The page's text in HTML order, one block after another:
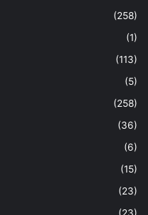
(258)
(1)
(113)
(5)
(258)
(36)
(6)
(15)
(23)
(23)